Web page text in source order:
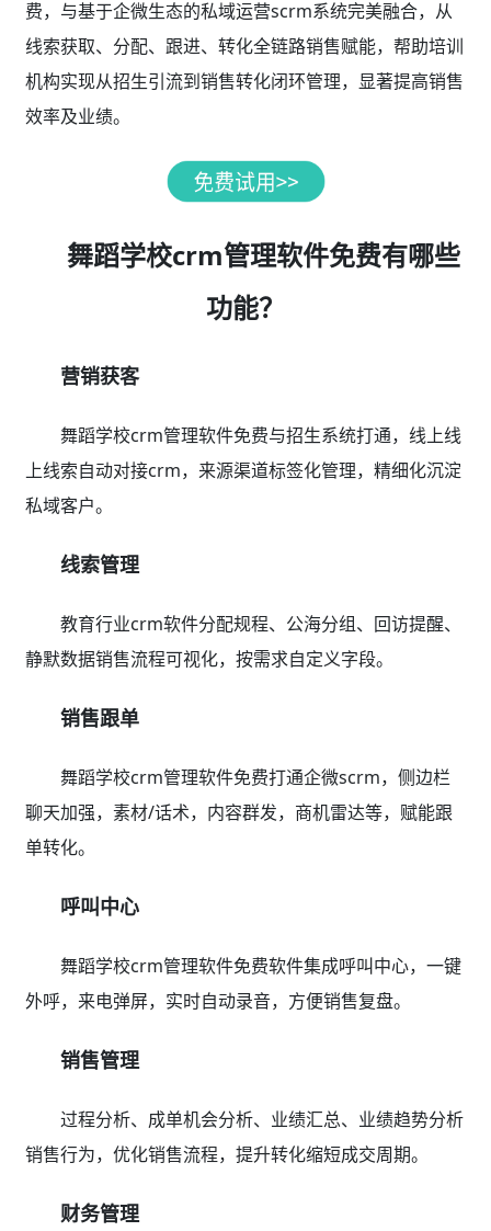
费，与基于企微生态的私域运营scrm系统完美融合，从
线索获取、分配、跟进、转化全链路销售赋能，帮助培训
机构实现从招生引流到销售转化闭环管理，显著提高销售
效率及业绩。
舞蹈学校crm管理软件免费有哪些
功能？
营销获客
舞蹈学校crm管理软件免费与招生系统打通，线上线
上线索自动对接crm，来源渠道标签化管理，精细化沉淀
私域客户。
线索管理
教育行业crm软件分配规程、公海分组、回访提醒、
静默数据销售流程可视化，按需求自定义字段。
销售跟单
舞蹈学校crm管理软件免费打通企微scrm，侧边栏
聊天加强，素材/话术，内容群发，商机雷达等，赋能跟
单转化。
呼叫中心
舞蹈学校crm管理软件免费软件集成呼叫中心，一键
外呼，来电弹屏，实时自动录音，方便销售复盘。
销售管理
过程分析、成单机会分析、业绩汇总、业绩趋势分析
销售行为，优化销售流程，提升转化缩短成交周期。
财务管理